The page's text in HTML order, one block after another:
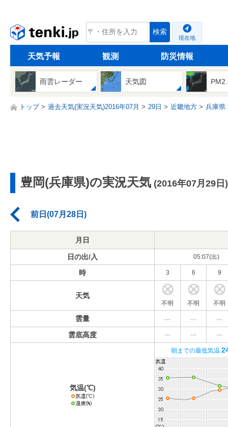
tenki.jp 検索
現在地
天気予報 観測 防災情報
雨雲レーダー 天気図
トップ 過去天気(実況天気)2016年07月 29日 近畿地方 兵庫県
豊岡(兵庫県)の実況天気 (2016年07月29日)
前日(07月28日)
月日
日の出/入 05:07(出)
時 3 6 9
天気
不明 不明 不明
雲量 --- --- ---
雲底高度 --- --- ---
気温(℃)
朝までの最低気温